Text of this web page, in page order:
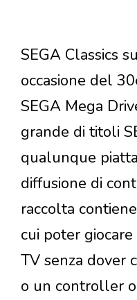
SEGA Classics
occasione del
SEGA Mega
grande di titoli
qualunque
diffusione di
raccolta
cui poter
TV senza dover
o un controller